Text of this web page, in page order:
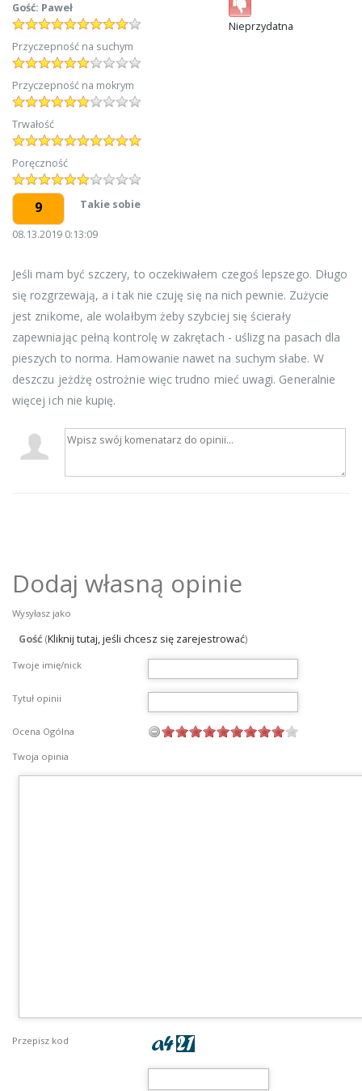
Gość: Paweł
Przyczepność na suchym
Przyczepność na mokrym
Trwałość
Poręczność
Nieprzydatna
9 Takie sobie
08.13.2019 0:13:09
Jeśli mam być szczery, to oczekiwałem czegoś lepszego. Długo
się rozgrzewają, a i tak nie czuję się na nich pewnie. Zużycie
jest znikome, ale wolałbym żeby szybciej się ścierały
zapewniając pełną kontrolę w zakrętach - uślizg na pasach dla
pieszych to norma. Hamowanie nawet na suchym słabe. W
deszczu jeżdżę ostrożnie więc trudno mieć uwagi. Generalnie
więcej ich nie kupię.
Dodaj własną opinie
Wysyłasz jako
Gość (Kliknij tutaj, jeśli chcesz się zarejestrować)
Twoje imię/nick
Tytuł opinii
Ocena Ogólna
Twoja opinia
Przepisz kod